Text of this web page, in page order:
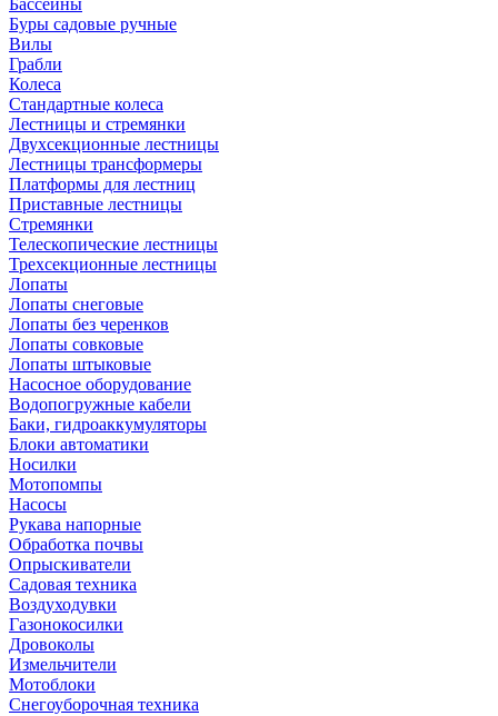
Бассейны
Буры садовые ручные
Вилы
Грабли
Колеса
Стандартные колеса
Лестницы и стремянки
Двухсекционные лестницы
Лестницы трансформеры
Платформы для лестниц
Приставные лестницы
Стремянки
Телескопические лестницы
Трехсекционные лестницы
Лопаты
Лопаты снеговые
Лопаты без черенков
Лопаты совковые
Лопаты штыковые
Насосное оборудование
Водопогружные кабели
Баки, гидроаккумуляторы
Блоки автоматики
Носилки
Мотопомпы
Насосы
Рукава напорные
Обработка почвы
Опрыскиватели
Садовая техника
Воздуходувки
Газонокосилки
Дровоколы
Измельчители
Мотоблоки
Снегоуборочная техника